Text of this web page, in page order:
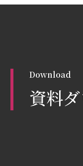
Download
資料